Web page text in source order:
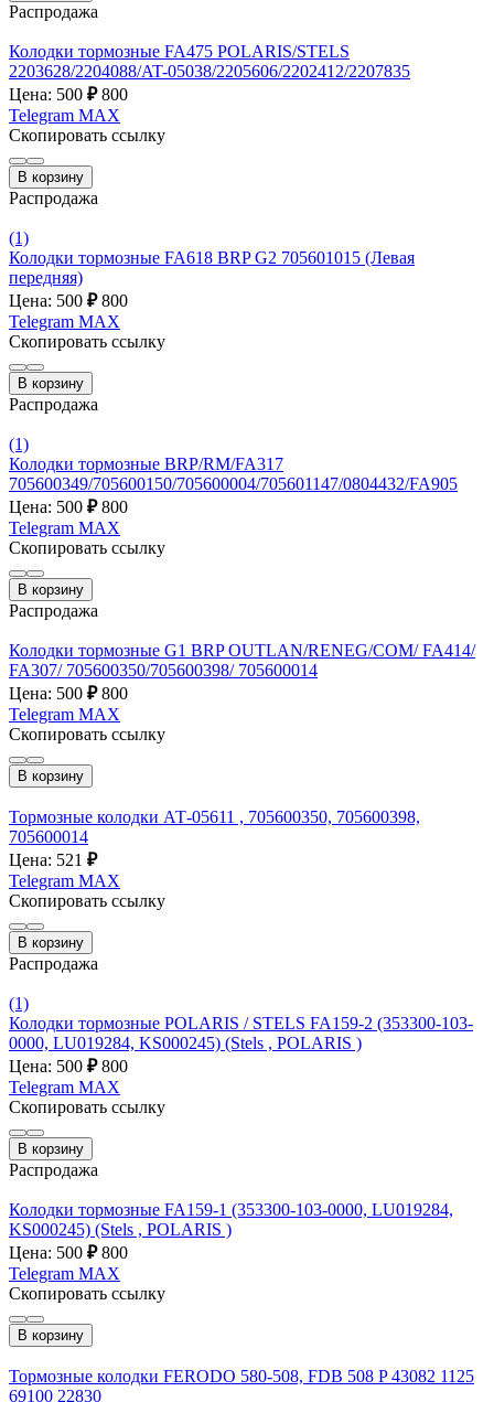
Распродажа
Колодки тормозные FA475 POLARIS/STELS
2203628/2204088/AT-05038/2205606/2202412/2207835
Цена: 500 ₽ 800
Telegram MAX
Скопировать ссылку
В корзину
Распродажа
(1)
Колодки тормозные FA618 BRP G2 705601015 (Левая
передняя)
Цена: 500 ₽ 800
Telegram MAX
Скопировать ссылку
В корзину
Распродажа
(1)
Колодки тормозные BRP/RM/FA317
705600349/705600150/705600004/705601147/0804432/FA905
Цена: 500 ₽ 800
Telegram MAX
Скопировать ссылку
В корзину
Распродажа
Колодки тормозные G1 BRP OUTLAN/RENEG/COM/ FA414/
FA307/ 705600350/705600398/ 705600014
Цена: 500 ₽ 800
Telegram MAX
Скопировать ссылку
В корзину
Тормозные колодки АТ-05611 , 705600350, 705600398,
705600014
Цена: 521 ₽
Telegram MAX
Скопировать ссылку
В корзину
Распродажа
(1)
Колодки тормозные POLARIS / STELS FA159-2 (353300-103-
0000, LU019284, KS000245) (Stels , POLARIS )
Цена: 500 ₽ 800
Telegram MAX
Скопировать ссылку
В корзину
Распродажа
Колодки тормозные FA159-1 (353300-103-0000, LU019284,
KS000245) (Stels , POLARIS )
Цена: 500 ₽ 800
Telegram MAX
Скопировать ссылку
В корзину
Тормозные колодки FERODO 580-508, FDB 508 P 43082 1125
69100 22830